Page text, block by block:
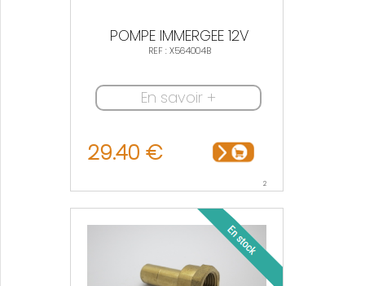
POMPE IMMERGEE 12V
REF : X564004B
En savoir +
29.40 €
2